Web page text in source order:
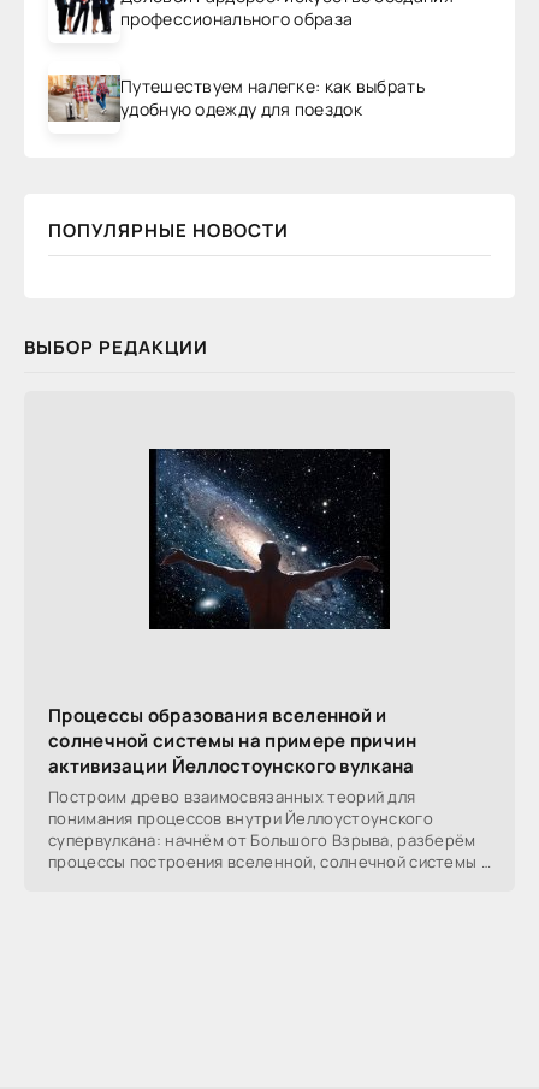
профессионального образа
Путешествуем налегке: как выбрать
удобную одежду для поездок
ПОПУЛЯРНЫЕ НОВОСТИ
ВЫБОР РЕДАКЦИИ
Процессы образования вселенной и
солнечной системы на примере причин
активизации Йеллостоунского вулкана
Построим древо взаимосвязанных теорий для
понимания процессов внутри Йеллоустоунского
супервулкана: начнём от Большого Взрыва, разберём
процессы построения вселенной, солнечной системы в